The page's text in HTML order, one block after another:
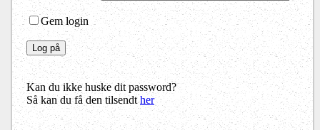
Gem login
Kan du ikke huske dit password?
Så kan du få den tilsendther